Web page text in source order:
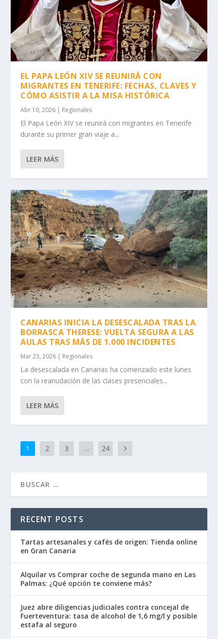
EL PAPA LEÓN XIV SE REUNIRÁ CON
MIGRANTES EN TENERIFE: FECHAS, CLAVES Y
CÓMO ASISTIR A LA MISA HISTÓRICA
Abr 10, 2026 | Regionales
El Papa León XIV se reunirá con migrantes en Tenerife
durante su primer gran viaje a...
LEER MÁS
CANARIAS INICIA LA DESESCALADA TRAS LA
BORRASCA THERESE: VUELTA SEGURA A LAS
AULAS TRAS MÁS DE 1.000 INCIDENTES
Mar 23, 2026 | Regionales
La desescalada en Canarias ha comenzado este lunes
con la reanudación de las clases presenciales...
LEER MÁS
1 2 3 … 24
RECENT POSTS
Tartas artesanales y cafés de origen: Tienda online
en Gran Canaria
Alquilar vs Comprar coche de segunda mano en Las
Palmas: ¿Qué opción te conviene más?
Juez abre diligencias judiciales contra concejal de
Fuerteventura: tasa de alcohol de 1,6 mg/l y posible
estafa al seguro